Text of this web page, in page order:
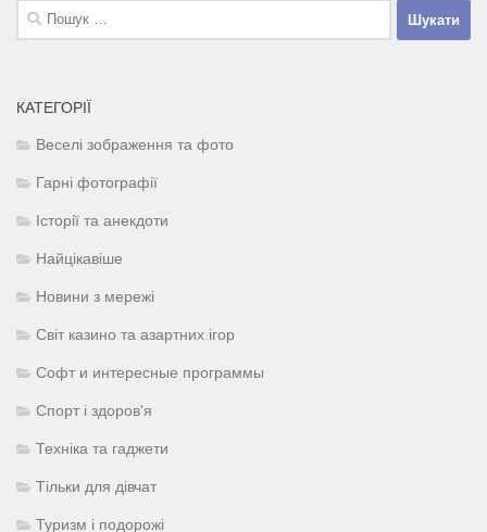
Пошук:
КАТЕГОРІЇ
Веселі зображення та фото
Гарні фотографії
Історії та анекдоти
Найцікавіше
Новини з мережі
Світ казино та азартних ігор
Софт и интересные программы
Спорт і здоров'я
Техніка та гаджети
Тільки для дівчат
Туризм і подорожі